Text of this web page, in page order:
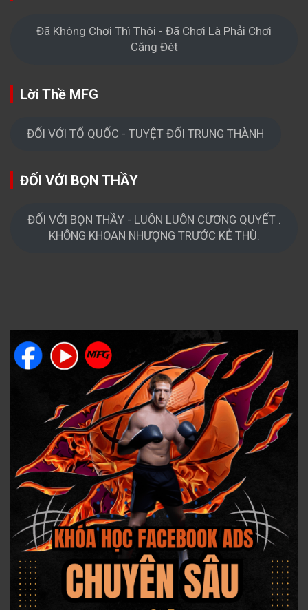
Đã Không Chơi Thì Thôi - Đã Chơi Là Phải Chơi
Căng Đét
Lời Thề MFG
ĐỐI VỚI TỔ QUỐC - TUYỆT ĐỐI TRUNG THÀNH
ĐỐI VỚI BỌN THẦY
ĐỐI VỚI BỌN THẦY - LUÔN LUÔN CƯƠNG QUYẾT .
KHÔNG KHOAN NHƯỢNG TRƯỚC KẺ THÙ.